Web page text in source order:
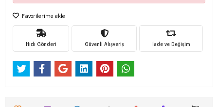
Favorilerime ekle
Hızlı Gönderi Güvenli Alışveriş İade ve Değişim